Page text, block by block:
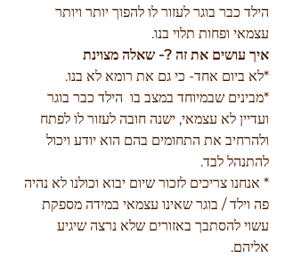
הילד כבר בוגר לעזור לו להפוך יותר ויותר
עצמאי ופחות תלוי בנו.
איך עושים את זה ?- שאלה מצוינת
*לא ביום אחד- כי גם את רומא לא בנו.
*מבינים שבמיוחד במצב בו  הילד כבר בוגר
ועדיין לא עצמאי, ישנה חובה לעזור לו לפתח
ולהרחיב את התחומים בהם הוא יודע ויכול
להתנהל לבד.
* אנחנו צריכים לזכור שיום יבוא וכולנו לא נהיה
פה וילד / בוגר שאינו עצמאי במידה מספקת
עשוי להסתבך באזורים שלא נרצה שיגיע
אליהם.